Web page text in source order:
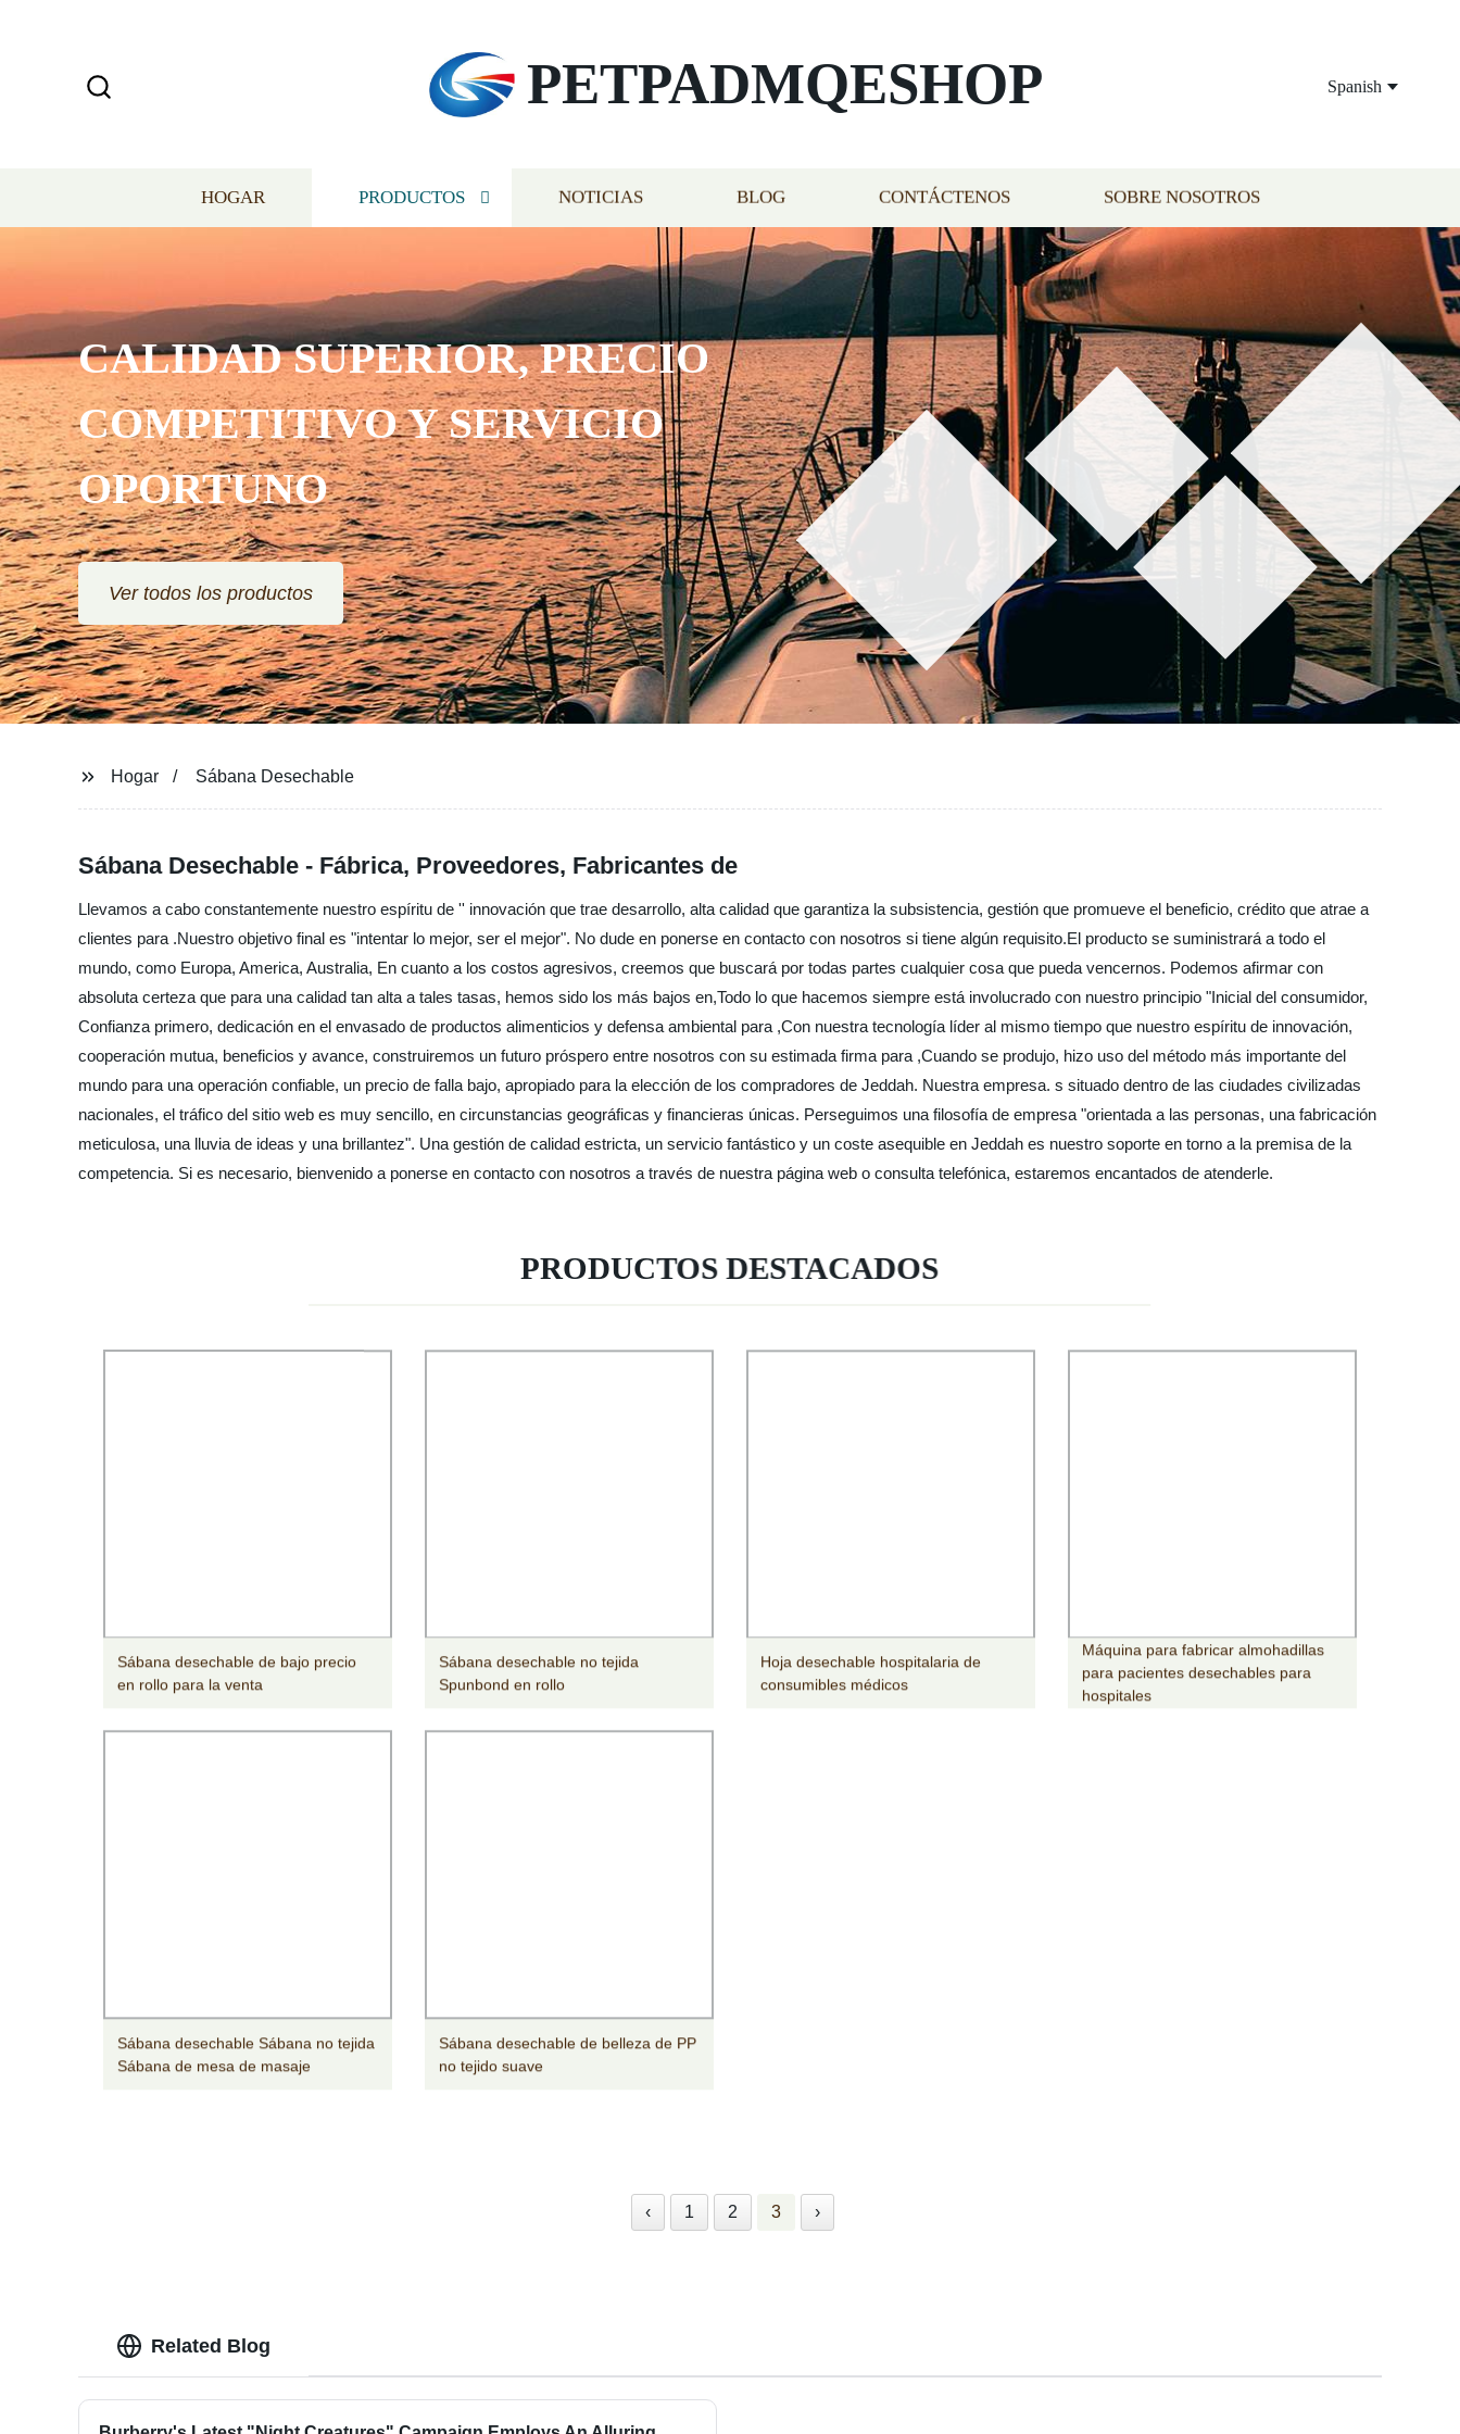
PETPADMQESHOP Spanish
HOGAR PRODUCTOS NOTICIAS BLOG CONTÁCTENOS SOBRE NOSOTROS
CALIDAD SUPERIOR, PRECIO
COMPETITIVO Y SERVICIO
OPORTUNO
Ver todos los productos
Hogar Sábana Desechable
Sábana Desechable - Fábrica, Proveedores, Fabricantes de
Llevamos a cabo constantemente nuestro espíritu de '' innovación que trae desarrollo, alta calidad que garantiza la subsistencia, gestión que promueve el beneficio, crédito que atrae a
clientes para .Nuestro objetivo final es "intentar lo mejor, ser el mejor". No dude en ponerse en contacto con nosotros si tiene algún requisito.El producto se suministrará a todo el
mundo, como Europa, America, Australia, En cuanto a los costos agresivos, creemos que buscará por todas partes cualquier cosa que pueda vencernos. Podemos afirmar con
absoluta certeza que para una calidad tan alta a tales tasas, hemos sido los más bajos en,Todo lo que hacemos siempre está involucrado con nuestro principio "Inicial del consumidor,
Confianza primero, dedicación en el envasado de productos alimenticios y defensa ambiental para ,Con nuestra tecnología líder al mismo tiempo que nuestro espíritu de innovación,
cooperación mutua, beneficios y avance, construiremos un futuro próspero entre nosotros con su estimada firma para ,Cuando se produjo, hizo uso del método más importante del
mundo para una operación confiable, un precio de falla bajo, apropiado para la elección de los compradores de Jeddah. Nuestra empresa. s situado dentro de las ciudades civilizadas
nacionales, el tráfico del sitio web es muy sencillo, en circunstancias geográficas y financieras únicas. Perseguimos una filosofía de empresa "orientada a las personas, una fabricación
meticulosa, una lluvia de ideas y una brillantez". Una gestión de calidad estricta, un servicio fantástico y un coste asequible en Jeddah es nuestro soporte en torno a la premisa de la
competencia. Si es necesario, bienvenido a ponerse en contacto con nosotros a través de nuestra página web o consulta telefónica, estaremos encantados de atenderle.
PRODUCTOS DESTACADOS
Sábana desechable de bajo precio
en rollo para la venta
Sábana desechable no tejida
Spunbond en rollo
Hoja desechable hospitalaria de
consumibles médicos
Máquina para fabricar almohadillas
para pacientes desechables para
hospitales
Sábana desechable Sábana no tejida
Sábana de mesa de masaje
Sábana desechable de belleza de PP
no tejido suave
‹ 1 2 3 ›
Related Blog